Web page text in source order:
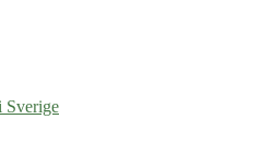
Sverige